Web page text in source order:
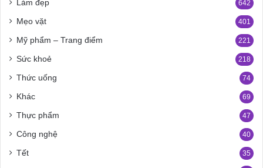
Làm đẹp 642
Mẹo vặt 401
Mỹ phẩm – Trang điểm 221
Sức khoẻ 218
Thức uống 74
Khác 69
Thực phẩm 47
Công nghệ 40
Tết 35